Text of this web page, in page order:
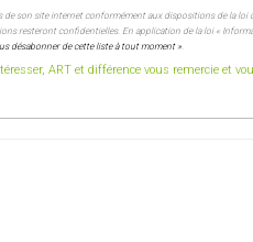
son site internet conformément aux dispositions de la loi
resteront confidentielles. En application de la loi «
désabonner de cette liste à tout moment »
ART et différence vous remercie et